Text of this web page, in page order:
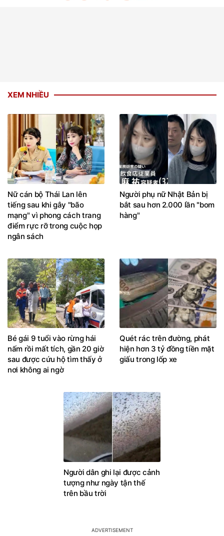
XEM NHIỀU
Nữ cán bộ Thái Lan lên
tiếng sau khi gây "bão
mạng" vì phong cách trang
điểm rực rỡ trong cuộc họp
ngân sách
Người phụ nữ Nhật Bản bị
bắt sau hơn 2.000 lần "bom
hàng"
Bé gái 9 tuổi vào rừng hái
nấm rồi mất tích, gần 20 giờ
sau được cứu hộ tìm thấy ở
nơi không ai ngờ
Quét rác trên đường, phát
hiện hơn 3 tỷ đồng tiền mặt
giấu trong lốp xe
Người dân ghi lại được cảnh
tượng như ngày tận thế
trên bầu trời